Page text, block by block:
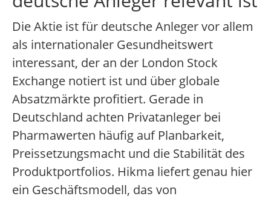
Die Aktie ist für deutsche Anleger vor allem
als internationaler Gesundheitswert
interessant, der an der London Stock
Exchange notiert ist und über globale
Absatzmärkte profitiert. Gerade in
Deutschland achten Privatanleger bei
Pharmawerten häufig auf Planbarkeit,
Preissetzungsmacht und die Stabilität des
Produktportfolios. Hikma liefert genau hier
ein Geschäftsmodell, das von